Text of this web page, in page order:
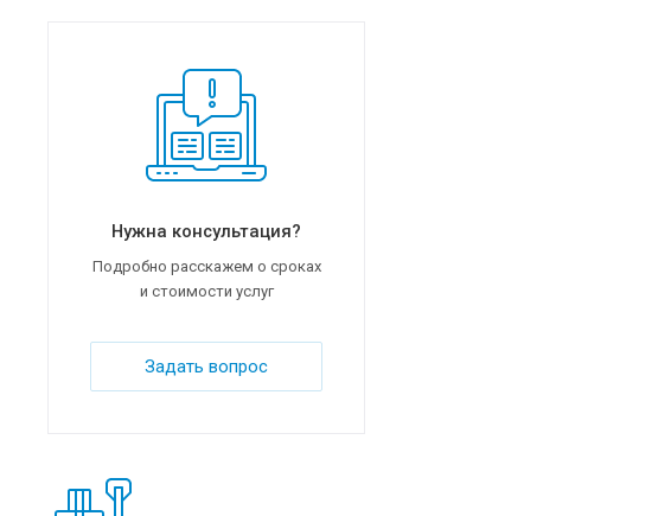
Нужна консультация?
Подробно расскажем о сроках
и стоимости услуг
Задать вопрос